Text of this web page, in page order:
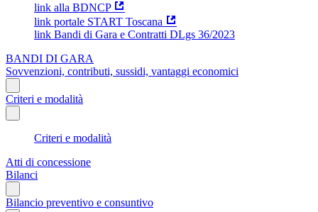
link alla BDNCP
link portale START Toscana
link Bandi di Gara e Contratti DLgs 36/2023
BANDI DI GARA
Sovvenzioni, contributi, sussidi, vantaggi economici
Criteri e modalità
Criteri e modalità
Atti di concessione
Bilanci
Bilancio preventivo e consuntivo